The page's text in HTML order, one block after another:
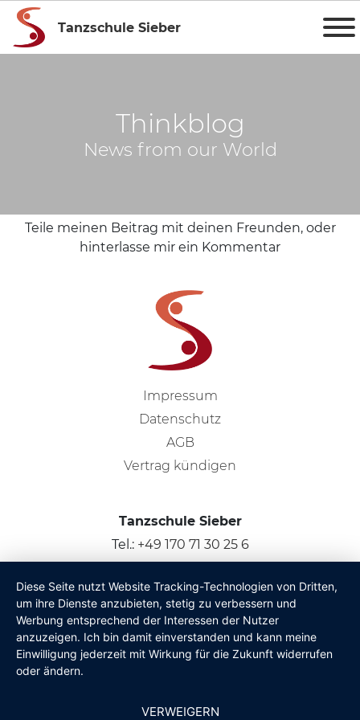
Tanzschule Sieber
Thinkblog
News from our World
Teile meinen Beitrag mit deinen Freunden, oder
hinterlasse mir ein Kommentar
Diese Seite nutzt Website Tracking-Technologien von Dritten,
um ihre Dienste anzubieten, stetig zu verbessern und
Werbung entsprechend der Interessen der Nutzer
anzuzeigen. Ich bin damit einverstanden und kann meine
Einwilligung jederzeit mit Wirkung für die Zukunft widerrufen
oder ändern.
VERWEIGERN
Impressum
Datenschutz
AGB
Vertrag kündigen
Tanzschule Sieber
Tel.: +49 170 71 30 25 6
© 2026Claus Sieber